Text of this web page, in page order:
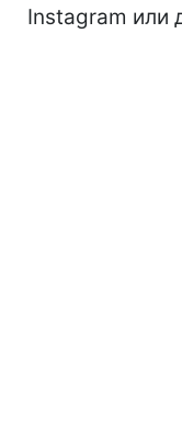
Instagram или